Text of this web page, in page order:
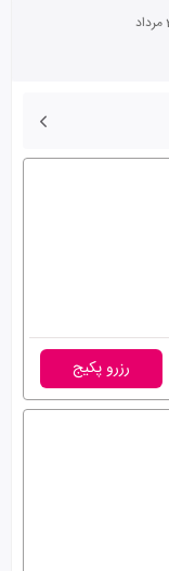
رزرو پکیج